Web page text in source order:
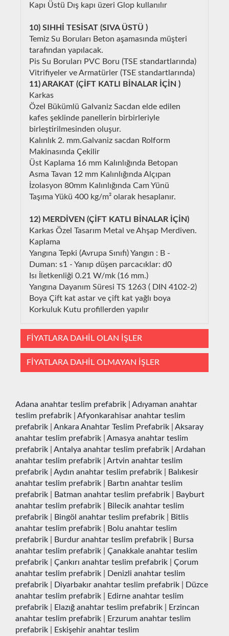
Kapı Üstü Dış kapı üzeri Glop kullanılır
10) SIHHİ TESİSAT (SIVA ÜSTÜ )
Temiz Su Boruları Beton aşamasında müşteri
tarafından yapılacak.
Pis Su Boruları PVC Boru (TSE standartlarında)
Vitrifiyeler ve Armatürler (TSE standartlarında)
11) ARAKAT (ÇİFT KATLI BİNALAR İÇİN )
Karkas
Özel Bükümlü Galvaniz Sacdan elde edilen
kafes şeklinde panellerin birbirleriyle
birleştirilmesinden oluşur.
Kalınlık 2. mm.Galvaniz sacdan Rolform
Makinasında Çekilir
Üst Kaplama 16 mm Kalınlığında Betopan
Asma Tavan 12 mm Kalınlığında Alçıpan
İzolasyon 80mm Kalınlığında Cam Yünü
Taşıma Yükü 400 kg/m² olarak hesaplanır.
12) MERDİVEN (ÇİFT KATLI BİNALAR İÇİN)
Karkas Özel Tasarım Metal ve Ahşap Merdiven.
Kaplama
Yangına Tepki (Avrupa Sınıfı) Yangın : B -
Duman: s1 - Yanıp düşen parcacıklar: d0
Isı İletkenliği 0.21 W/mk (16 mm.)
Yangına Dayanım Süresi TS 1263 ( DIN 4102-2)
Boya Çift kat astar ve çift kat yağlı boya
Korkuluk Kutu profillerden yapılır
FİYATLARA DAHİL OLAN İŞLER
FİYATLARA DAHİL OLMAYAN İŞLER
Adana anahtar teslim prefabrik
Adıyaman anahtar
teslim prefabrik
Afyonkarahisar anahtar teslim
prefabrik
Ankara Anahtar Teslim Prefabrik
Aksaray
anahtar teslim prefabrik
Amasya anahtar teslim
prefabrik
Antalya anahtar teslim prefabrik
Ardahan
anahtar teslim prefabrik
Artvin anahtar teslim
prefabrik
Aydın anahtar teslim prefabrik
Balıkesir
anahtar teslim prefabrik
Bartın anahtar teslim
prefabrik
Batman anahtar teslim prefabrik
Bayburt
anahtar teslim prefabrik
Bilecik anahtar teslim
prefabrik
Bingöl anahtar teslim prefabrik
Bitlis
anahtar teslim prefabrik
Bolu anahtar teslim
prefabrik
Burdur anahtar teslim prefabrik
Bursa
anahtar teslim prefabrik
Çanakkale anahtar teslim
prefabrik
Çankırı anahtar teslim prefabrik
Çorum
anahtar teslim prefabrik
Denizli anahtar teslim
prefabrik
Diyarbakır anahtar teslim prefabrik
Düzce
anahtar teslim prefabrik
Edirne anahtar teslim
prefabrik
Elazığ anahtar teslim prefabrik
Erzincan
anahtar teslim prefabrik
Erzurum anahtar teslim
prefabrik
Eskişehir anahtar teslim